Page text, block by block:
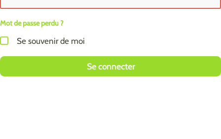
Mot de passe perdu ?
Se souvenir de moi
Se connecter